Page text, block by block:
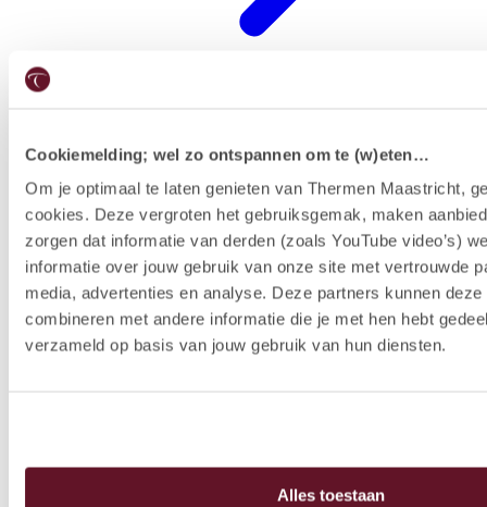
Cookiemelding; wel zo ontspannen om te (w)eten…
Om je optimaal te laten genieten van Thermen Maastricht,
cookies. Deze vergroten het gebruiksgemak, maken
zorgen dat informatie van derden (zoals YouTube video’s)
informatie over jouw gebruik van onze site met vertrouwde
media, advertenties en analyse. Deze partners kunnen deze
combineren met andere informatie die je met hen hebt
verzameld op basis van jouw gebruik van hun diensten.
Alles toestaan
Restaurants